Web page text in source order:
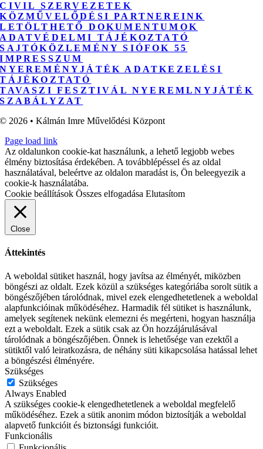
CIVIL SZERVEZETEK
KÖZMŰVELŐDÉSI PARTNEREINK
LETÖLTHETŐ DOKUMENTUMOK
ADATVÉDELMI TÁJÉKOZTATÓ
SAJTÓKÖZLEMÉNY SIÓFOK 55
IMPRESSZUM
NYEREMÉNYJÁTÉK ADATKEZELÉSI
TÁJÉKOZTATÓ
TAVASZI FESZTIVÁL NYEREMLNYJÁTÉK
SZABÁLYZAT
© 2026 • Kálmán Imre Művelődési Központ
Page load link
Az oldalunkon cookie-kat használunk, a lehető legjobb webes
élmény biztosítása érdekében. A továbblépéssel és az oldal
használatával, beleértve az oldalon maradást is, Ön beleegyezik a
cookie-k használatába.
Cookie beállítások Összes elfogadása Elutasítom
Close
Áttekintés
A weboldal sütiket használ, hogy javítsa az élményét, miközben
böngészi az oldalt. Ezek közül a szükséges kategóriába sorolt sütik a
böngészőjében tárolódnak, mivel ezek elengedhetetlenek a weboldal
alapfunkcióinak működéséhez. Harmadik fél sütiket is használunk,
amelyek segítenek nekünk elemezni és megérteni, hogyan használja
ezt a weboldalt. Ezek a sütik csak az Ön hozzájárulásával
tárolódnak a böngészőjében. Önnek is lehetősége van ezektől a
sütiktől való leiratkozásra, de néhány süti kikapcsolása hatással lehet
a böngészési élményére.
Szükséges
Szükséges
Always Enabled
A szükséges cookie-k elengedhetetlenek a weboldal megfelelő
működéséhez. Ezek a sütik anonim módon biztosítják a weboldal
alapvető funkcióit és biztonsági funkcióit.
Funkcionális